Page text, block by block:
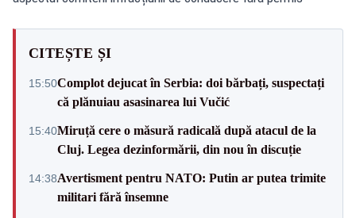
CITEȘTE ȘI
15:50Complot dejucat în Serbia: doi bărbați, suspectați
că plănuiau asasinarea lui Vučić
15:40Miruță cere o măsură radicală după atacul de la
Cluj. Legea dezinformării, din nou în discuție
14:38Avertisment pentru NATO: Putin ar putea trimite
militari fără însemne